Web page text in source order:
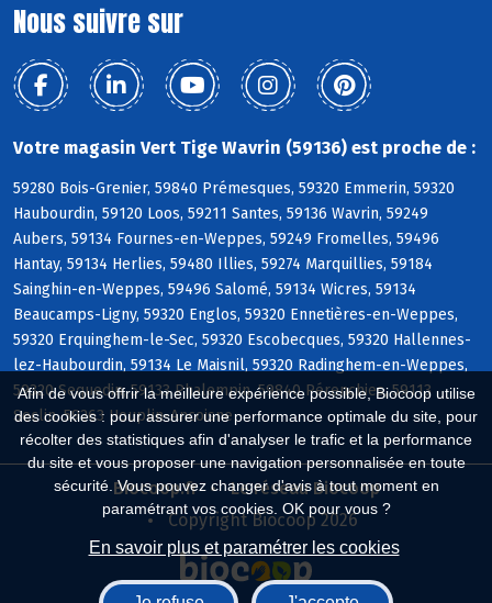
Afin de vous offrir la meilleure expérience possible, Biocoop utilise
des cookies : pour assurer une performance optimale du site, pour
récolter des statistiques afin d'analyser le trafic et la performance
du site et vous proposer une navigation personnalisée en toute
sécurité. Vous pouvez changer d'avis à tout moment en
paramétrant vos cookies. OK pour vous ?
En savoir plus et paramétrer les cookies
Nous suivre sur
Votre magasin Vert Tige Wavrin (59136) est proche de :
59280 Bois-Grenier, 59840 Prémesques, 59320 Emmerin, 59320
Haubourdin, 59120 Loos, 59211 Santes, 59136 Wavrin, 59249
Aubers, 59134 Fournes-en-Weppes, 59249 Fromelles, 59496
Hantay, 59134 Herlies, 59480 Illies, 59274 Marquillies, 59184
Sainghin-en-Weppes, 59496 Salomé, 59134 Wicres, 59134
Beaucamps-Ligny, 59320 Englos, 59320 Ennetières-en-Weppes,
59320 Erquinghem-le-Sec, 59320 Escobecques, 59320 Hallennes-
lez-Haubourdin, 59134 Le Maisnil, 59320 Radinghem-en-Weppes,
59320 Sequedin, 59133 Phalempin, 59840 Pérenchies, 59113
Seclin, 59263 Houplin-Ancoisne
Biocoop.fr
Le réseau Biocoop
Copyright Biocoop 2026